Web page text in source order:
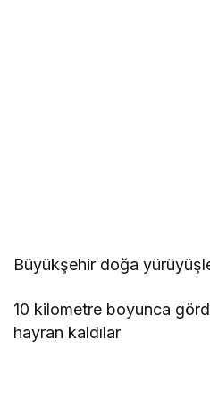
Büyükşehir doğa
10 kilometre boyunca
hayran kaldılar